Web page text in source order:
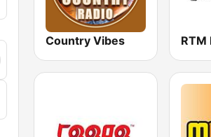
Country Vibes RTM